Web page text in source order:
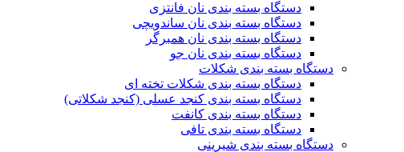
دستگاه بسته بندی نان فانتزی
دستگاه بسته بندی نان ساندویچی
دستگاه بسته بندی نان همبرگر
دستگاه بسته بندی نان جو
دستگاه بسته بندی شکلات
دستگاه بسته بندی شکلات تخته ای
دستگاه بسته بندی کنجد عسلی (کنجد شکلاتی)
دستگاه بسته بندی کانفت
دستگاه بسته بندی تافی
دستگاه بسته بندی شیرینی